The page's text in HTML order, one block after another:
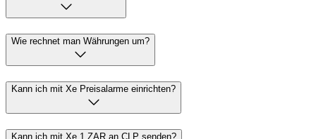
Wie rechnet man Währungen um?
Kann ich mit Xe Preisalarme einrichten?
Kann ich mit Xe 1 ZAR an CLP senden?